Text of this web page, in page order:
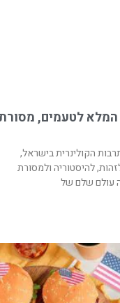
לטעמים,
הקולינרית בישראל,
להיסטוריה ולמסורת
עולם שלם של